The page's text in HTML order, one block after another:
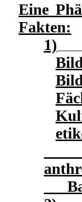
Eine
Fakten:
1)